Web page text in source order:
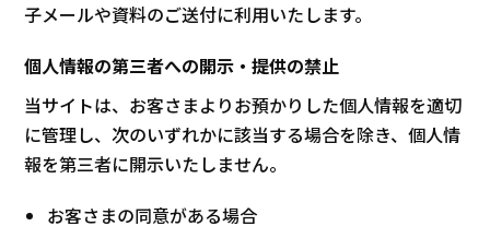
子メールや資料のご送付に利用いたします。
個人情報の第三者への開示・提供の禁止
当サイトは、お客さまよりお預かりした個人情報を適切
に管理し、次のいずれかに該当する場合を除き、個人情
報を第三者に開示いたしません。
お客さまの同意がある場合